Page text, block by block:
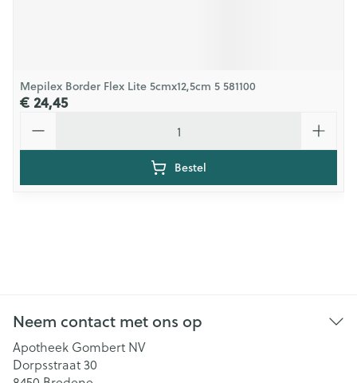
Mepilex Border Flex Lite 5cmx12,5cm 5 581100
€ 24,45
Bestel
Neem contact met ons op
Apotheek Gombert NV
Dorpsstraat 30